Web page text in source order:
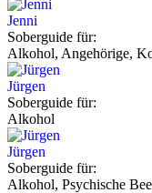
Jenni
Soberguide für:
Alkohol, Angehörige,
Jürgen
Soberguide für:
Alkohol
Jürgen
Soberguide für:
Alkohol, Psychische